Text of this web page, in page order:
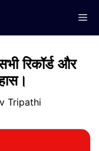
रिकॉर्ड और
Tripathi